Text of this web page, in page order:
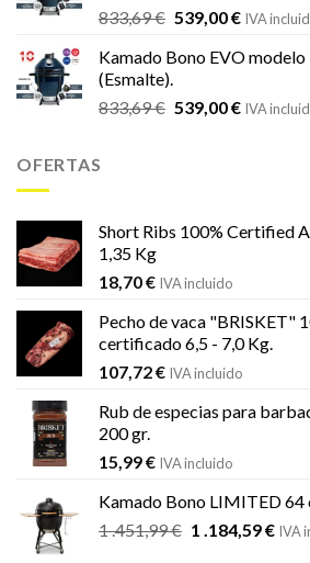
833,69€ El
original
era:
833,69 €.
539,00€El
actual
539,00 €.
IVA
Kamado Bono EVO
(Esmalte).
833,69€ El
539,00€ElIVA
OFERTAS
Short Ribs 100% Certified
1,35 Kg
18,70€ IVA incluido
Pecho de vaca "BRISKET"
certificado 6,5 - 7,0 Kg.
107,72€ IVA incluido
Rub de especias para
200 gr.
15,99€ IVA incluido
Kamado Bono LIMITED
1 .451,99€ El
1 .184,59€ElIVA